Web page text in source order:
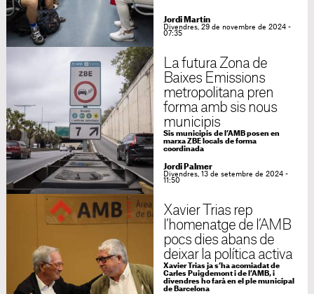
Jordi Martín
Divendres, 29 de novembre de 2024 -
07:35
La futura Zona de
Baixes Emissions
metropolitana pren
forma amb sis nous
municipis
Sis municipis de l’AMB posen en
marxa ZBE locals de forma
coordinada
Jordi Palmer
Divendres, 13 de setembre de 2024 -
11:50
Xavier Trias rep
l’homenatge de l’AMB
pocs dies abans de
deixar la política activa
Xavier Trias ja s’ha acomiadat de
Carles Puigdemont i de l’AMB, i
divendres ho farà en el ple municipal
de Barcelona